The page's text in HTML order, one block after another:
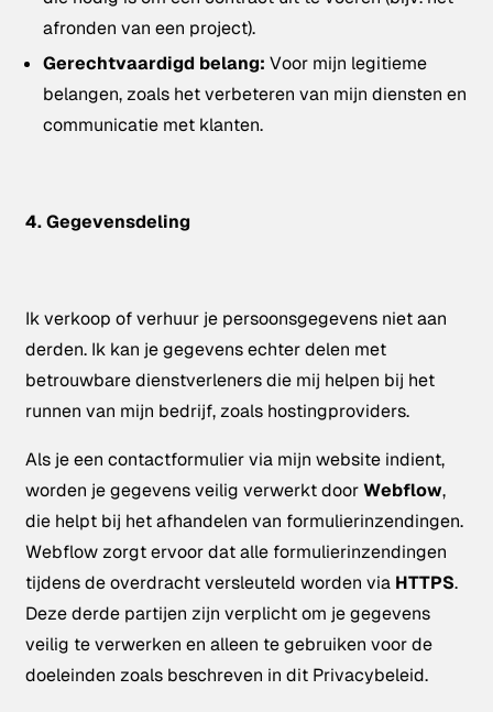
afronden van een project).
Gerechtvaardigd belang: Voor mijn legitieme
belangen, zoals het verbeteren van mijn diensten en
communicatie met klanten.
4. Gegevensdeling
Ik verkoop of verhuur je persoonsgegevens niet aan
derden. Ik kan je gegevens echter delen met
betrouwbare dienstverleners die mij helpen bij het
runnen van mijn bedrijf, zoals hostingproviders.
Als je een contactformulier via mijn website indient,
worden je gegevens veilig verwerkt doorWebflow,
die helpt bij het afhandelen van formulierinzendingen.
Webflow zorgt ervoor dat alle formulierinzendingen
tijdens de overdracht versleuteld worden via HTTPS.
Deze derde partijen zijn verplicht om je gegevens
veilig te verwerken en alleen te gebruiken voor de
doeleinden zoals beschreven in dit Privacybeleid.